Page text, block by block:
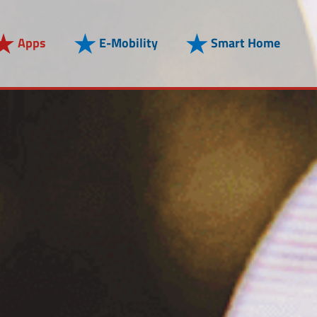
Apps E-Mobility Smart Home